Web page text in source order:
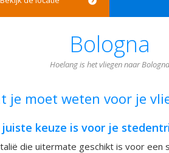
Bologna
Hoelang is het vliegen naar Bologna
je moet weten voor je
keuze is voor je
die uitermate geschikt is voor